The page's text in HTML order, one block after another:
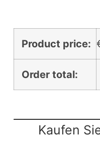
Product price:
Order total:
Kaufen